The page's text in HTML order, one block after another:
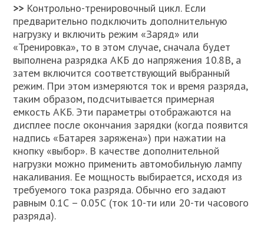
>> Контрольно-тренировочный цикл. Если
предварительно подключить дополнительную
нагрузку и включить режим «Заряд» или
«Тренировка», то в этом случае, сначала будет
выполнена разрядка АКБ до напряжения 10.8В, а
затем включится соответствующий выбранный
режим. При этом измеряются ток и время разряда,
таким образом, подсчитывается примерная
емкость АКБ. Эти параметры отображаются на
дисплее после окончания зарядки (когда появится
надпись «Батарея заряжена») при нажатии на
кнопку «выбор». В качестве дополнительной
нагрузки можно применить автомобильную лампу
накаливания. Ее мощность выбирается, исходя из
требуемого тока разряда. Обычно его задают
равным 0.1С – 0.05С (ток 10-ти или 20-ти часового
разряда).